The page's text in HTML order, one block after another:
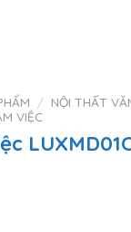
/ NỘI THẤT
VIỆC